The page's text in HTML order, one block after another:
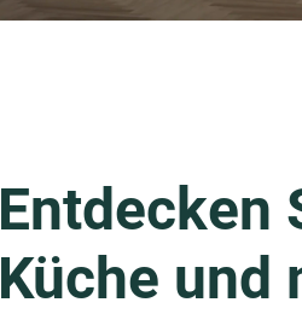
Entdecken
Küche und